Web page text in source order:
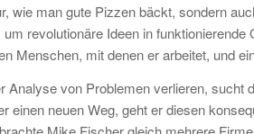
wie man gute Pizzen bäckt, sondern
revolutionäre Ideen in
Menschen, mit denen er arbeitet, und
Analyse von Problemen verlieren,
einen neuen Weg, geht er diesen